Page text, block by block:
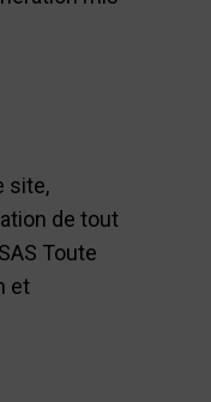
site,
de tout
Toute
et